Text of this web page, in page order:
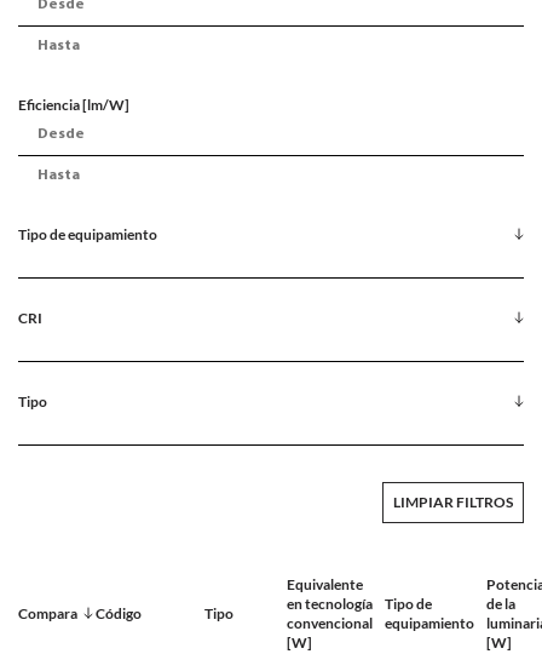
Eficiencia [lm/W]
Tipo de equipamiento
CRI
Tipo
LIMPIAR FILTROS
Compara Código Tipo
Equivalente
en tecnología
convencional
[W]
Tipo de
equipamiento
de la
[W]